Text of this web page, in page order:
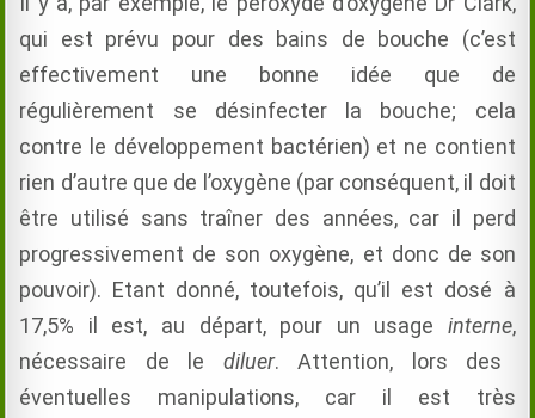
qui est prévu pour des bains de bouche (c’est
effectivement une bonne idée que de
régulièrement se désinfecter la bouche; cela
contre le développement bactérien) et ne contient
rien d’autre que de l’oxygène (par conséquent, il doit
être utilisé sans traîner des années, car il perd
progressivement de son oxygène, et donc de son
pouvoir). Etant donné, toutefois, qu’il est dosé à
17,5% il est, au départ, pour un usage interne,
nécessaire de le diluer. Attention, lors des
éventuelles manipulations, car il est très